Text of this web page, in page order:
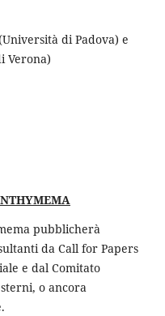
di Padova) e
Verona)
pubblicherà
da Call for Papers
e dal Comitato
o ancora